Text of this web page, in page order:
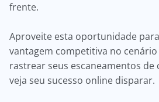
frente.
Aproveite esta oportunidade
vantagem competitiva no cenário
rastrear seus escaneamentos de
veja seu sucesso online disparar.